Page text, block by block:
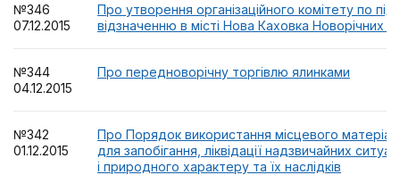
№346
07.12.2015
Про утворення організаційного комітету по
відзначенню в місті Нова Каховка Новорічних
№344
04.12.2015
Про передноворічну торгівлю ялинками
№342
01.12.2015
Про Порядок використання місцевого
для запобігання, ліквідації надзвичайних
і природного характеру та їх наслідків